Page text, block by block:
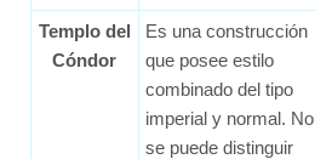
Templo del
Cóndor
Es una construcción
que posee estilo
combinado del tipo
imperial y normal. No
se puede distinguir